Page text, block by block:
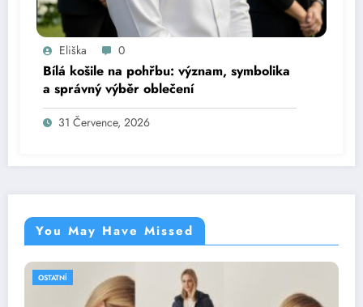
Eliška 0
Bílá košile na pohřbu: význam, symbolika
a správný výběr oblečení
31 Července, 2026
You May Have Missed
OSTATNÍ